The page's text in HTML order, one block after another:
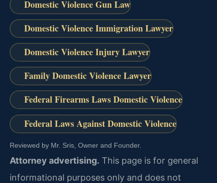
Domestic Violence Gun Law
Domestic Violence Immigration Lawyer
Domestic Violence Injury Lawyer
Family Domestic Violence Lawyer
Federal Firearms Laws Domestic Violence
Federal Laws Against Domestic Violence
Reviewed by Mr. Sris, Owner and Founder.
Attorney advertising. This page is for general
informational purposes only and does not